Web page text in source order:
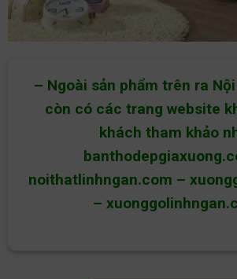
– Ngoài sản phẩm trên ra
còn có các trang website
khách tham khảo
noithatlinhngan.com –
–